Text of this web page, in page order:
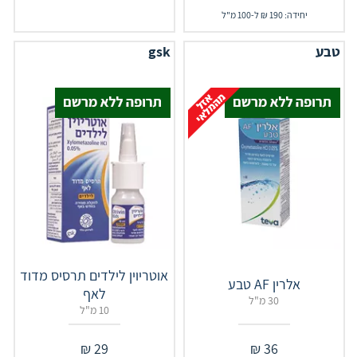
יחידה: 190 ₪ ל-100 מ"ל
טבע
אלרין AF טבע
30 מ"ל
36
₪
gsk
אוטריוין לילדים תרסיס מדוד
לאף
10 מ"ל
29
₪